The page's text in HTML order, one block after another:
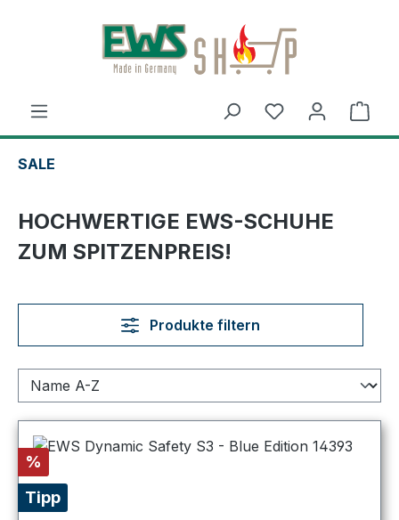
Zum Hauptinhalt springen
SALE
HOCHWERTIGE EWS-SCHUHE
ZUM SPITZENPREIS!
Produkte filtern
Rabatt
%
Tipp